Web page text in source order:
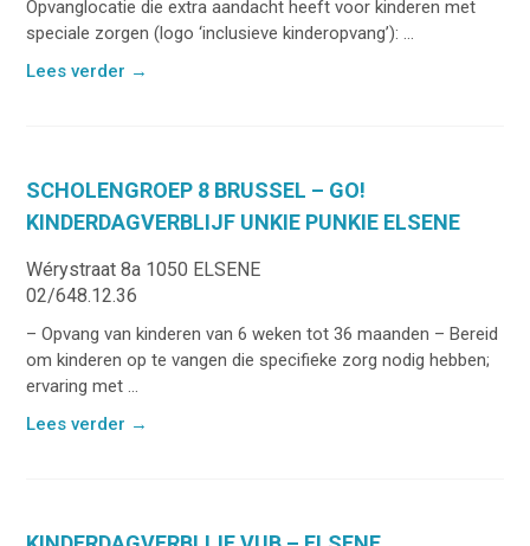
Opvanglocatie die extra aandacht heeft voor kinderen met
speciale zorgen (logo ‘inclusieve kinderopvang’): ...
Lees verder →
SCHOLENGROEP 8 BRUSSEL – GO!
KINDERDAGVERBLIJF UNKIE PUNKIE ELSENE
Wérystraat 8a 1050 ELSENE
02/648.12.36
– Opvang van kinderen van 6 weken tot 36 maanden – Bereid
om kinderen op te vangen die specifieke zorg nodig hebben;
ervaring met ...
Lees verder →